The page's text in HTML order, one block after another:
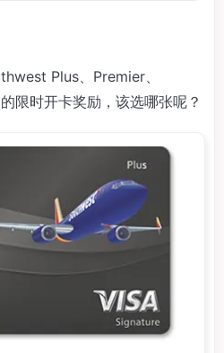
Plus、Premier、
时开卡奖励，该选哪张呢？